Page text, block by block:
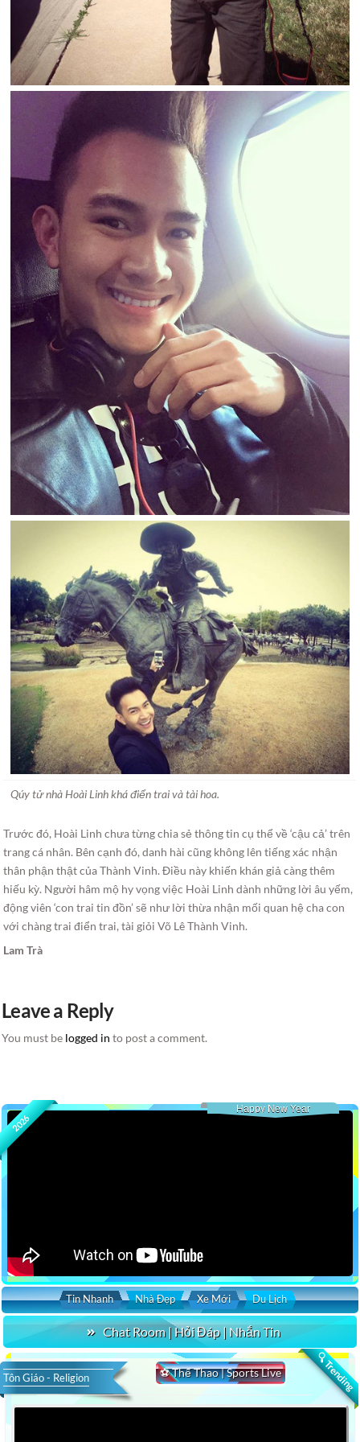
Qúy tử nhà Hoài Linh khá điển trai và tài hoa.
Trước đó, Hoài Linh chưa từng chia sẻ thông tin cụ thể về ‘cậu cả’ trên
trang cá nhân. Bên cạnh đó, danh hài cũng không lên tiếng xác nhận
thân phận thật của Thành Vinh. Điều này khiến khán giả càng thêm
hiếu kỳ. Người hâm mộ hy vọng việc Hoài Linh dành những lời âu yếm,
động viên ‘con trai tin đồn’ sẽ như lời thừa nhận mối quan hệ cha con
với chàng trai điển trai, tài giỏi Võ Lê Thành Vinh.
Lam Trà
Leave a Reply
You must be logged in to post a comment.
2026
Happy New Year
Tin Nhanh Nhà Đẹp Xe Mới Du Lịch
Chat Room | Hỏi Đáp | Nhắn Tin
🔍 Trending
⚽ Thể Thao | Sports Live
Tôn Giáo - Religion